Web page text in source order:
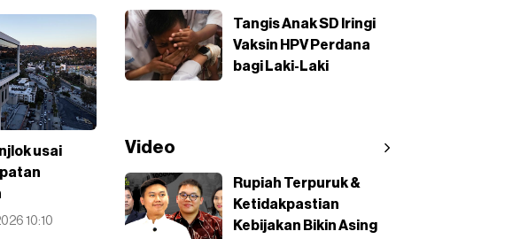
usai
10:10
Tangis Anak SD Iringi
Vaksin HPV Perdana
bagi Laki-Laki
Video
Rupiah Terpuruk &
Ketidakpastian
Kebijakan Bikin Asing